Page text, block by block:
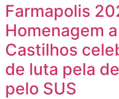
Farmapolis
Homenagem
Castilhos
de luta pela
pelo SUS